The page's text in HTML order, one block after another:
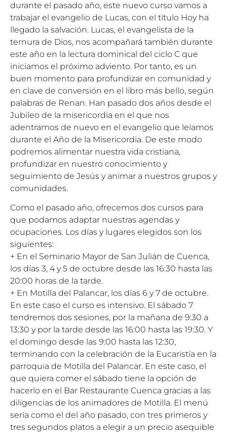
durante el pasado año, este nuevo curso vamos a
trabajar el evangelio de Lucas, con el título Hoy ha
llegado la salvación. Lucas, el evangelista de la
ternura de Dios, nos acompañará también durante
este año en la lectura dominical del ciclo C que
iniciamos el próximo adviento. Por tanto, es un
buen momento para profundizar en comunidad y
en clave de conversión en el libro más bello, según
palabras de Renan. Han pasado dos años desde el
Jubileo de la misericordia en el que nos
adentramos de nuevo en el evangelio que leíamos
durante el Año de la Misericordia. De este modo
podremos alimentar nuestra vida cristiana,
profundizar en nuestro conocimiento y
seguimiento de Jesús y animar a nuestros grupos y
comunidades.
Como el pasado año, ofrecemos dos cursos para
que podamos adaptar nuestras agendas y
ocupaciones. Los días y lugares elegidos son los
siguientes:
+ En el Seminario Mayor de San Julián de Cuenca,
los días 3, 4 y 5 de octubre desde las 16:30 hasta las
20:00 horas de la tarde.
+ En Motilla del Palancar, los días 6 y 7 de octubre.
En este caso el curso es intensivo. El sábado 7
tendremos dos sesiones, por la mañana de 9:30 a
13:30 y por la tarde desde las 16:00 hasta las 19:30. Y
el domingo desde las 9:00 hasta las 12:30,
terminando con la celebración de la Eucaristía en la
parroquia de Motilla del Palancar. En este caso, el
que quiera comer el sábado tiene la opción de
hacerlo en el Bar Restaurante Cuenca gracias a las
diligencias de los animadores de Motilla. El menú
sería como el del año pasado, con tres primeros y
tres segundos platos a elegir a un precio asequible